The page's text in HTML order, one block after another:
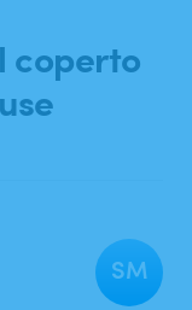
coperto
SM